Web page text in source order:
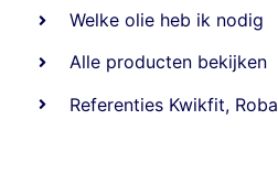
Welke olie heb ik nodig
Alle producten bekijken
Referenties Kwikfit, Roba